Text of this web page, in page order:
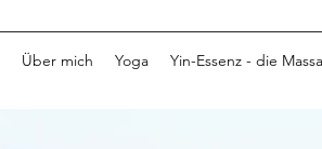
Über mich Yoga Yin-Essenz - die